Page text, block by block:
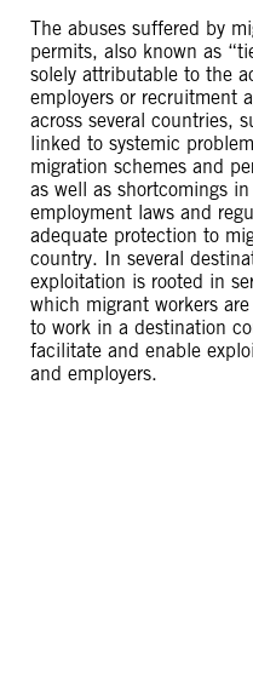
The abuses suffered by
permits, also known as
solely attributable to the
employers or recruitment
across several countries,
linked to systemic
migration schemes and
as well as shortcomings
employment laws and
adequate protection to
country. In several
exploitation is rooted in
which migrant workers
to work in a destination
facilitate and enable
and employers.